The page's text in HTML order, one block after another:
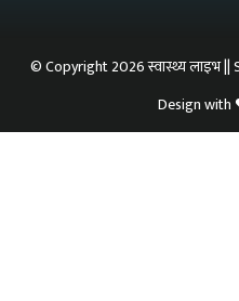
© Copyright 2026 स्वास्थ्य लाइभ ||
Design with